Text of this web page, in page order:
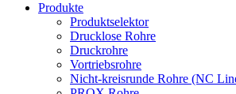
Produkte
Produktselektor
Drucklose Rohre
Druckrohre
Vortriebsrohre
Nicht-kreisrunde Rohre (NC